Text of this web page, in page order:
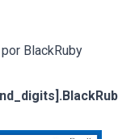
BlackRuby